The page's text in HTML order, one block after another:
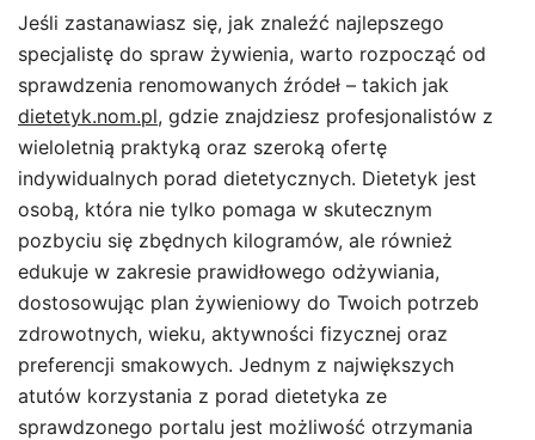
Jeśli zastanawiasz się, jak znaleźć najlepszego
specjalistę do spraw żywienia, warto rozpocząć od
sprawdzenia renomowanych źródeł – takich jak
dietetyk.nom.pl, gdzie znajdziesz profesjonalistów z
wieloletnią praktyką oraz szeroką ofertę
indywidualnych porad dietetycznych. Dietetyk jest
osobą, która nie tylko pomaga w skutecznym
pozbyciu się zbędnych kilogramów, ale również
edukuje w zakresie prawidłowego odżywiania,
dostosowując plan żywieniowy do Twoich potrzeb
zdrowotnych, wieku, aktywności fizycznej oraz
preferencji smakowych. Jednym z największych
atutów korzystania z porad dietetyka ze
sprawdzonego portalu jest możliwość otrzymania